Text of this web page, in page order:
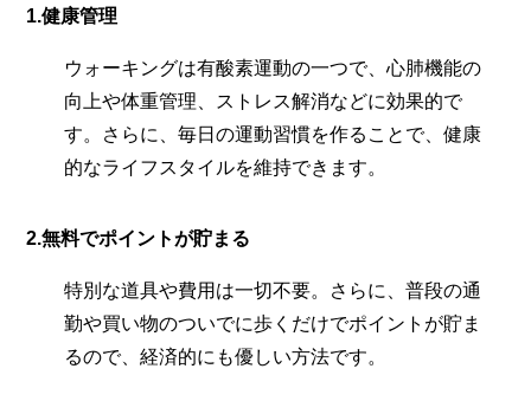
1.健康管理
ウォーキングは有酸素運動の一つで、心肺機能の
向上や体重管理、ストレス解消などに効果的で
す。さらに、毎日の運動習慣を作ることで、健康
的なライフスタイルを維持できます。
2.無料でポイントが貯まる
特別な道具や費用は一切不要。さらに、普段の通
勤や買い物のついでに歩くだけでポイントが貯ま
るので、経済的にも優しい方法です。